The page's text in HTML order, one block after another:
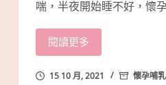
喘，半夜開始睡不好，懷
閱讀更多
15 10 月, 2021 懷孕哺